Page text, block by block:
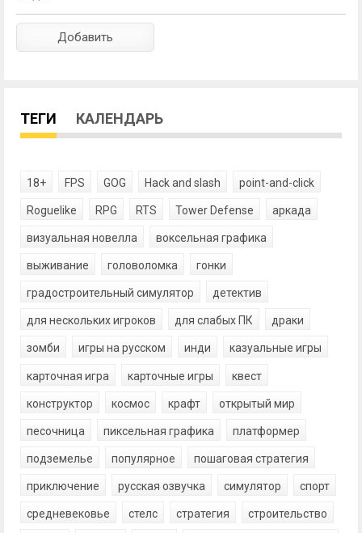
ТЕГИ КАЛЕНДАРЬ
18+ FPS GOG Hack and slash point-and-click
Roguelike RPG RTS Tower Defense аркада
визуальная новелла воксельная графика
выживание головоломка гонки
градостроительный симулятор детектив
для нескольких игроков для слабых ПК драки
зомби игры на русском инди казуальные игры
карточная игра карточные игры квест
конструктор космос крафт открытый мир
песочница пиксельная графика платформер
подземелье популярное пошаговая стратегия
приключение русская озвучка симулятор спорт
средневековье стелс стратегия строительство